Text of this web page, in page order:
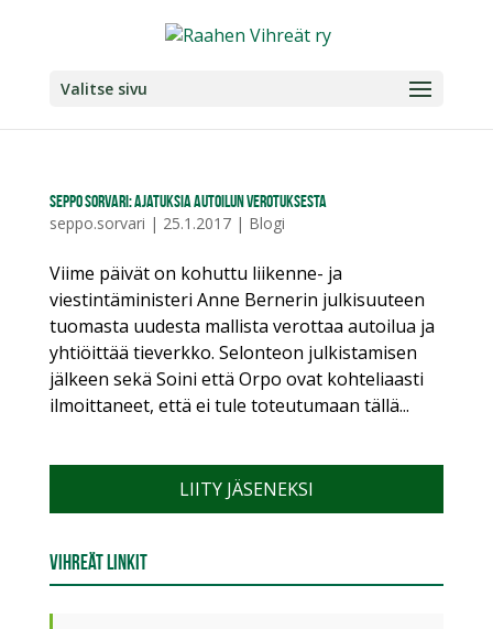
Valitse sivu
Seppo Sorvari: Ajatuksia autoilun verotuksesta
seppo.sorvari | 25.1.2017| Blogi
Viime päivät on kohuttu liikenne- ja
viestintäministeri Anne Bernerin julkisuuteen
tuomasta uudesta mallista verottaa autoilua ja
yhtiöittää tieverkko. Selonteon julkistamisen
jälkeen sekä Soini että Orpo ovat kohteliaasti
ilmoittaneet, että ei tule toteutumaan tällä...
LIITY JÄSENEKSI
Vihreät linkit